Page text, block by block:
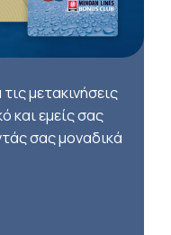
μετακινήσεις
και εμείς σας
σας μοναδικά